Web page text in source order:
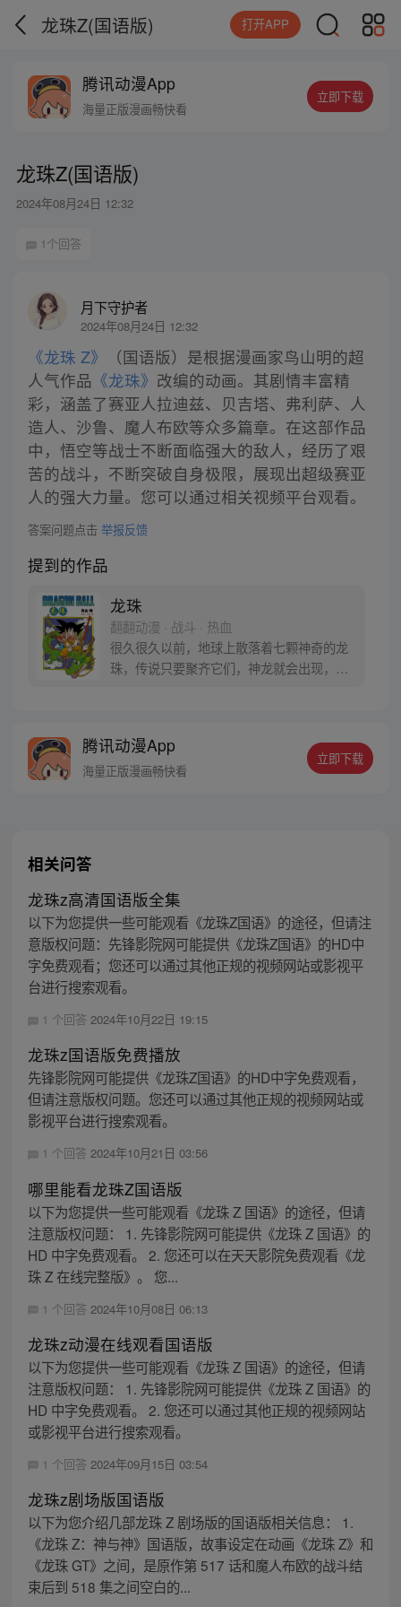
龙珠Z(国语版) 打开APP
腾讯动漫App
海量正版漫画畅快看
立即下载
龙珠Z(国语版)
2024年08月24日 12:32
1个回答
月下守护者
2024年08月24日 12:32
《龙珠 Z》
（国语版）是根据漫画家鸟山明的超
人气作品 《龙珠》 改编的动画。其剧情丰富精
彩，涵盖了赛亚人拉迪兹、贝吉塔、弗利萨、人
造人、沙鲁、魔人布欧等众多篇章。在这部作品
中，悟空等战士不断面临强大的敌人，经历了艰
苦的战斗，不断突破自身极限，展现出超级赛亚
人的强大力量。您可以通过相关视频平台观看。
答案问题点击 举报反馈
提到的作品
龙珠
翻翻动漫 · 战斗 · 热血
很久很久以前，地球上散落着七颗神奇的龙
珠，传说只要聚齐它们，神龙就会出现，并
腾讯动漫App
海量正版漫画畅快看
立即下载
相关问答
龙珠z高清国语版全集
以下为您提供一些可能观看《龙珠Z国语》的途径，但请注
意版权问题：先锋影院网可能提供《龙珠Z国语》的HD中
字免费观看；您还可以通过其他正规的视频网站或影视平
台进行搜索观看。
1 个回答 2024年10月22日 19:15
龙珠z国语版免费播放
先锋影院网可能提供《龙珠Z国语》的HD中字免费观看，
但请注意版权问题。您还可以通过其他正规的视频网站或
影视平台进行搜索观看。
1 个回答 2024年10月21日 03:56
哪里能看龙珠Z国语版
以下为您提供一些可能观看《龙珠 Z 国语》的途径，但请
注意版权问题： 1. 先锋影院网可能提供《龙珠 Z 国语》的
HD 中字免费观看。 2. 您还可以在天天影院免费观看《龙
珠 Z 在线完整版》。 您...
1 个回答 2024年10月08日 06:13
龙珠z动漫在线观看国语版
以下为您提供一些可能观看《龙珠 Z 国语》的途径，但请
注意版权问题： 1. 先锋影院网可能提供《龙珠 Z 国语》的
HD 中字免费观看。 2. 您还可以通过其他正规的视频网站
或影视平台进行搜索观看。
1 个回答 2024年09月15日 03:54
龙珠z剧场版国语版
以下为您介绍几部龙珠 Z 剧场版的国语版相关信息： 1.
《龙珠 Z：神与神》国语版，故事设定在动画《龙珠 Z》和
《龙珠 GT》之间，是原作第 517 话和魔人布欧的战斗结
束后到 518 集之间空白的...